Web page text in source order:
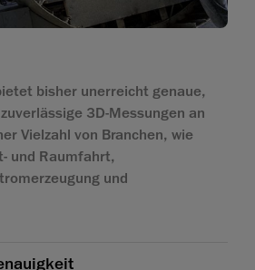
bisher unerreicht genaue,
3D-Messungen an
Vielzahl von Branchen, wie
und Raumfahrt,
und